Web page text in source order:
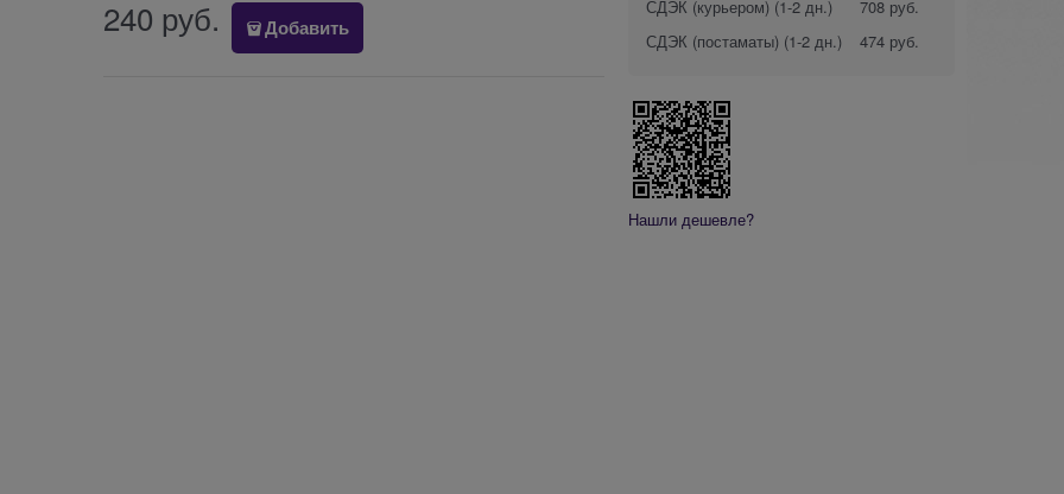
240 руб. Добавить
СДЭК (курьером) (1-2 дн.)
708 руб.
СДЭК (постаматы) (1-2 дн.) 474 руб.
Нашли дешевле?